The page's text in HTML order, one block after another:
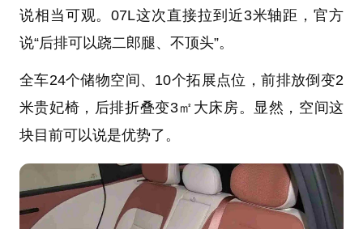
说相当可观。07L这次直接拉到近3米轴距，官方
说“后排可以跷二郎腿、不顶头”。
全车24个储物空间、10个拓展点位，前排放倒变2
米贵妃椅，后排折叠变3㎡大床房。显然，空间这
块目前可以说是优势了。